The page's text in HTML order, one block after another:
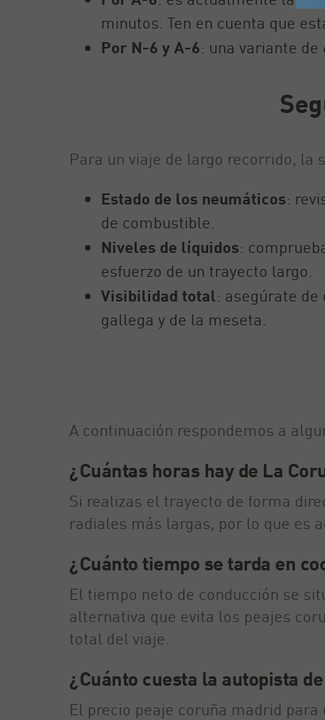
minutos. Ten en cuenta que
Por N-6 y A-6: una variante
Para un viaje de largo recorrido, la
Estado de los neumáticos:
de combustible.
Niveles de líquidos:
esfuerzo de un trayecto largo.
Visibilidad total: asegúrate
gallega y de la meseta.
A continuación respondemos a
¿Cuántas horas hay de La
Si realizas el trayecto de forma
radiales más largas, por lo que es
¿Cuánto tiempo se tarda en
El tiempo neto de conducción se
alternativa que evita los peajes
total del viaje.
¿Cuánto cuesta la autopista
El precio peaje coruña madrid